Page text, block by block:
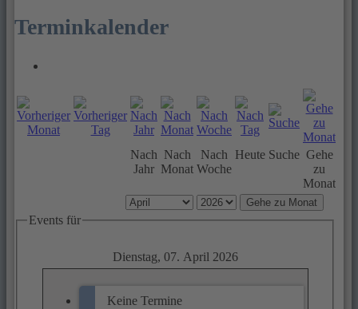
Terminkalender
Nach
Jahr
Nach
Monat
Nach
Woche
Heute Suche Gehe
zu
Monat
Gehe zu Monat
Events für
Dienstag, 07. April 2026
Keine Termine